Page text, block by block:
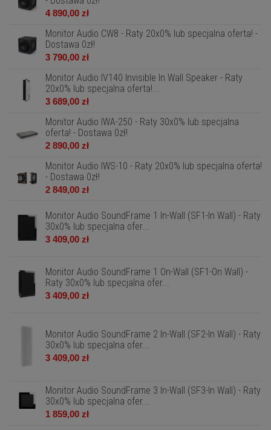
4 890,00 zł
Monitor Audio CW8 - Raty 20x0% lub specjalna oferta! -
Dostawa 0zł!
3 790,00 zł
Monitor Audio IV140 Invisible In Wall Speaker - Raty
20x0% lub specjalna oferta!...
3 689,00 zł
Monitor Audio IWA-250 - Raty 30x0% lub specjalna
oferta! - Dostawa 0zł!
2 890,00 zł
Monitor Audio IWS-10 - Raty 20x0% lub specjalna oferta!
- Dostawa 0zł!
2 849,00 zł
Monitor Audio SoundFrame 1 In-Wall (SF1-In Wall) - Raty
30x0% lub specjalna ofer...
3 409,00 zł
Monitor Audio SoundFrame 1 On-Wall (SF1-On Wall) -
Raty 30x0% lub specjalna ofer...
3 409,00 zł
Monitor Audio SoundFrame 2 In-Wall (SF2-In Wall) - Raty
30x0% lub specjalna ofer...
3 409,00 zł
Monitor Audio SoundFrame 3 In-Wall (SF3-In Wall) - Raty
30x0% lub specjalna ofer...
1 859,00 zł